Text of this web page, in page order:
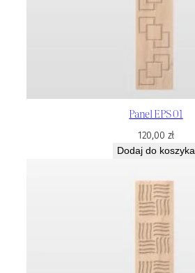
Panel EPS 01
120,00 zł
Dodaj do koszyka